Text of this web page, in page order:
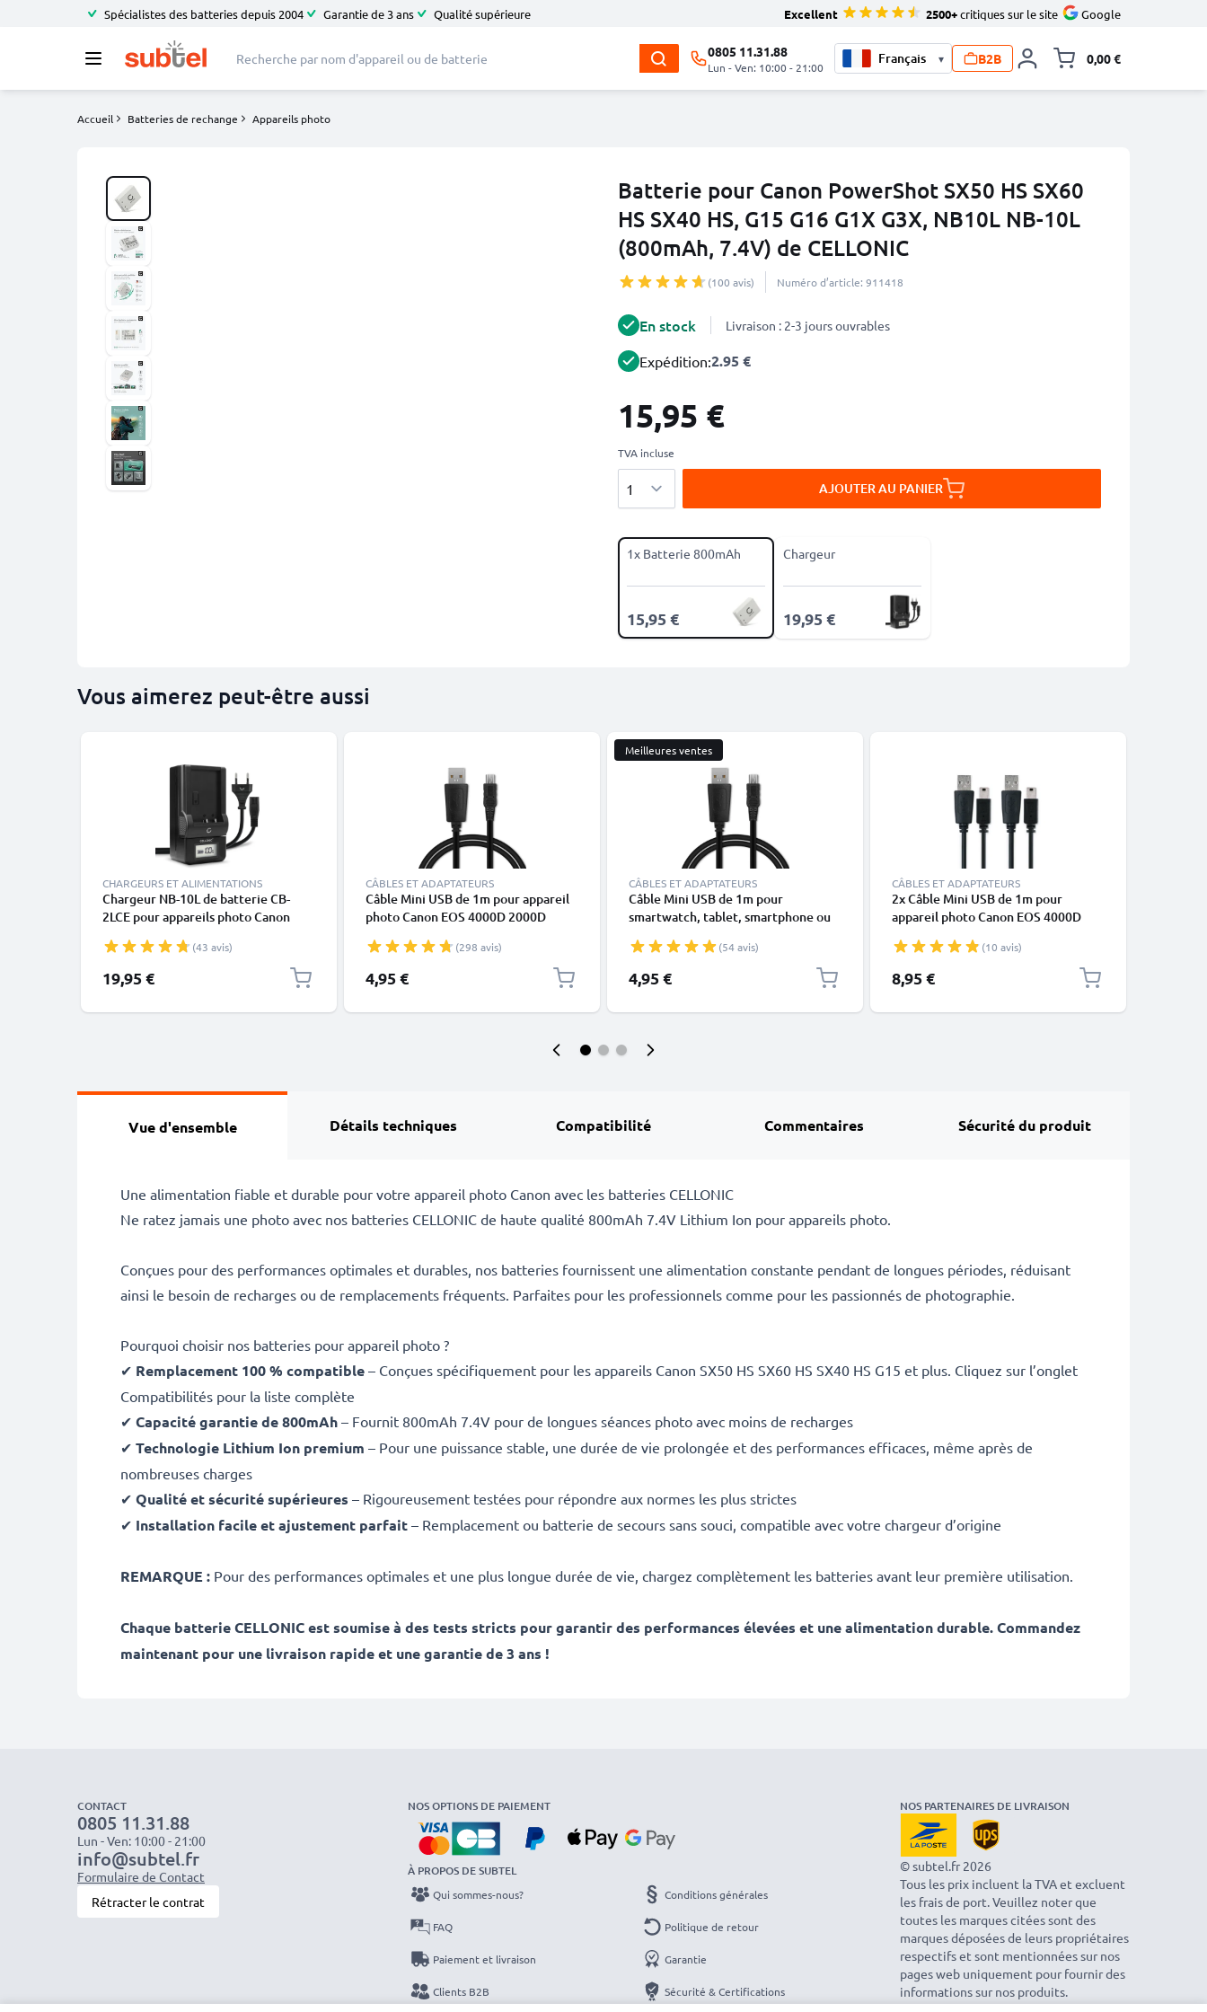
Spécialistes des batteries depuis 2004 Garantie de 3 ans Qualité supérieure Excellent 2500+critiques sur le site Google
0805 11.31.88
Lun - Ven: 10:00 - 21:00
▾ B2B 0,00 €
Accueil Batteries de rechange Appareils photo
Batterie pour Canon PowerShot SX50 HS SX60
HS SX40 HS, G15 G16 G1X G3X, NB10L NB-10L
(800mAh, 7.4V) de CELLONIC
(100 avis) Numéro d’article: 911418
En stock Livraison : 2-3 jours ouvrables
Expédition:2.95 €
15,95 €
TVA incluse
AJOUTER AU PANIER
1x Batterie 800mAh
15,95 €
Chargeur
19,95 €
Vous aimerez peut-être aussi
CHARGEURS ET ALIMENTATIONS
Chargeur NB-10L de batterie CB-
2LCE pour appareils photo Canon
HS SX50 HS SX60 HS de CELLONIC
(43 avis)
19,95 €
CÂBLES ET ADAPTATEURS
Câble Mini USB de 1m pour appareil
photo Canon EOS 4000D 2000D
Mark III EOS M10 PowerShot G7X
SX530 IXUS 185 transfert de
données 1A noir PVC
(298 avis)
4,95 €
Meilleures ventes
CÂBLES ET ADAPTATEURS
Câble Mini USB de 1m pour
smartwatch, tablet, smartphone ou
PVC
(54 avis)
4,95 €
CÂBLES ET ADAPTATEURS
2x Câble Mini USB de 1m pour
appareil photo Canon EOS 4000D
6D Mark II 5D Mark III EOS M10
PowerShot G7X SX530 HS IXUS 185
transfert de données 1A noir PVC
(10 avis)
8,95 €
Vue d'ensemble Détails techniques Compatibilité Commentaires Sécurité du produit
Une alimentation fiable et durable pour votre appareil photo Canon avec les batteries CELLONIC
Ne ratez jamais une photo avec nos batteries CELLONIC de haute qualité 800mAh 7.4V Lithium Ion pour appareils photo.
Conçues pour des performances optimales et durables, nos batteries fournissent une alimentation constante pendant de longues périodes, réduisant
ainsi le besoin de recharges ou de remplacements fréquents. Parfaites pour les professionnels comme pour les passionnés de photographie.
Pourquoi choisir nos batteries pour appareil photo ?
✔ Remplacement 100 % compatible – Conçues spécifiquement pour les appareils Canon SX50 HS SX60 HS SX40 HS G15 et plus. Cliquez sur l’onglet
Compatibilités pour la liste complète
✔ Capacité garantie de 800mAh – Fournit 800mAh 7.4V pour de longues séances photo avec moins de recharges
✔ Technologie Lithium Ion premium – Pour une puissance stable, une durée de vie prolongée et des performances efficaces, même après de
nombreuses charges
✔ Qualité et sécurité supérieures – Rigoureusement testées pour répondre aux normes les plus strictes
✔ Installation facile et ajustement parfait – Remplacement ou batterie de secours sans souci, compatible avec votre chargeur d’origine
REMARQUE : Pour des performances optimales et une plus longue durée de vie, chargez complètement les batteries avant leur première utilisation.
Chaque batterie CELLONIC est soumise à des tests stricts pour garantir des performances élevées et une alimentation durable. Commandez
maintenant pour une livraison rapide et une garantie de 3 ans !
CONTACT
0805 11.31.88
Lun - Ven: 10:00 - 21:00
info@subtel.fr
Formulaire de Contact
Rétracter le contrat
NOS OPTIONS DE PAIEMENT
À PROPOS DE SUBTEL
Qui sommes-nous?
FAQ
Paiement et livraison
Clients B2B
Conditions générales
Politique de retour
Garantie
Sécurité & Certifications
NOS PARTENAIRES DE LIVRAISON
© subtel.fr 2026
Tous les prix incluent la TVA et excluent
les frais de port. Veuillez noter que
toutes les marques citées sont des
marques déposées de leurs propriétaires
respectifs et sont mentionnées sur nos
pages web uniquement pour fournir des
informations sur nos produits.